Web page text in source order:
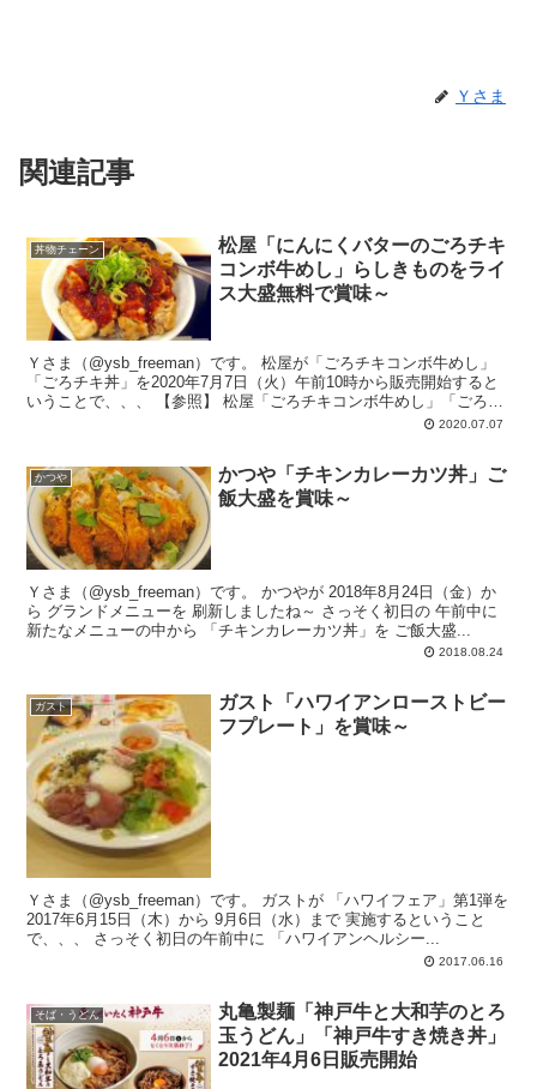
Ｙさま
関連記事
丼物チェーン
松屋「にんにくバターのごろチキ
コンボ牛めし」らしきものをライ
ス大盛無料で賞味～
Ｙさま（@ysb_freeman）です。 松屋が「ごろチキコンボ牛めし」
「ごろチキ丼」を2020年7月7日（火）午前10時から販売開始すると
いうことで、、、 【参照】 松屋「ごろチキコンボ牛めし」「ごろチ
2020.07.07
かつや
かつや「チキンカレーカツ丼」ご
飯大盛を賞味～
Ｙさま（@ysb_freeman）です。 かつやが 2018年8月24日（金）か
ら グランドメニューを 刷新しましたね～ さっそく初日の 午前中に
新たなメニューの中から 「チキンカレーカツ丼」を ご飯大盛...
2018.08.24
ガスト
ガスト「ハワイアンローストビー
フプレート」を賞味～
Ｙさま（@ysb_freeman）です。 ガストが 「ハワイフェア」第1弾を
2017年6月15日（木）から 9月6日（水）まで 実施するということ
で、、、 さっそく初日の午前中に 「ハワイアンヘルシー...
2017.06.16
そば・うどん
丸亀製麺「神戸牛と大和芋のとろ
玉うどん」「神戸牛すき焼き丼」
2021年4月6日販売開始